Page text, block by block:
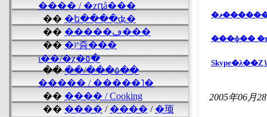
���� / �ȥԥå���
�� �ե����ʥ�
��
�����ڡ���
��
�ץ쥼���
ι��/�ȥ�٥�
��
��/���٥��
����� / �����˥�
�� ���� / Cooking
�� ���� /���� /�顼
���ɸ��
2005年06月